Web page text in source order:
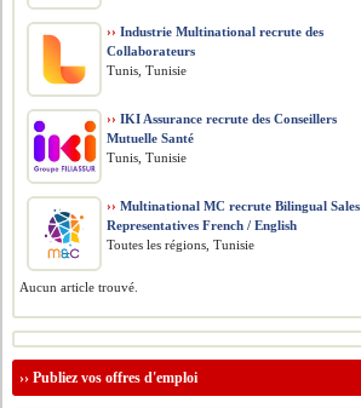
›› Industrie Multinational recrute des
Collaborateurs
Tunis, Tunisie
›› IKI Assurance recrute des Conseillers
Mutuelle Santé
Tunis, Tunisie
›› Multinational MC recrute Bilingual Sales
Representatives French / English
Toutes les régions, Tunisie
Aucun article trouvé.
››Publiez vos offres d'emploi